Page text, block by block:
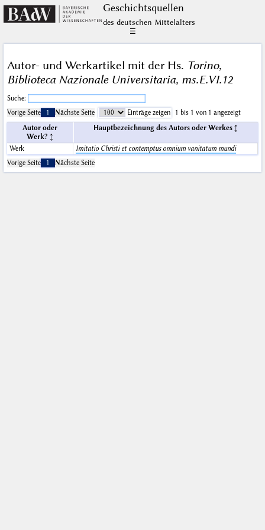
Geschichts­quellen
des deutschen Mittelalters
☰
Autor- und Werkartikel mit der Hs. Torino,
Biblioteca Nazionale Universitaria, ms.E.VI.12
Suche:
Vorige Seite
1 Nächste Seite Einträge zeigen
1 bis 1 von 1 angezeigt
Autor oder
Werk?
Hauptbezeichnung des Autors oder Werkes
Werk
Imitatio Christi et contemptus omnium vanitatum mundi
Vorige Seite
1 Nächste Seite